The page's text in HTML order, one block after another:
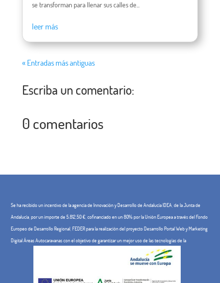
se transforman para llenar sus calles de...
leer más
« Entradas más antiguas
Escriba un comentario:
0 comentarios
Se ha recibido un incentivo de la agencia de Innovación y Desarrollo de Andalucía IDEA, de la Junta de
Andalucía, por un importe de 5.812,50 €, cofinanciado en un 80% por la Unión Europea a través del Fondo
Europeo de Desarrollo Regional, FEDER para la realización del proyecto Desarrollo Portal Web y Marketing
Digital Áreas Autocaravanas con el objetivo de garantizar un mejor uso de las tecnologías de la